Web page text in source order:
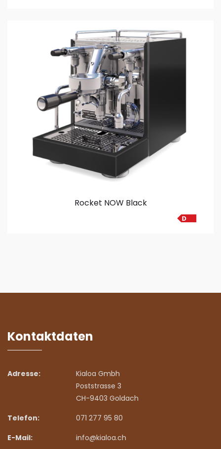
Rocket NOW Black
Kontaktdaten
Adresse:
Kialoa Gmbh
Poststrasse 3
CH-9403 Goldach
Telefon:
071 277 95 80
E-Mail:
info@kialoa.ch